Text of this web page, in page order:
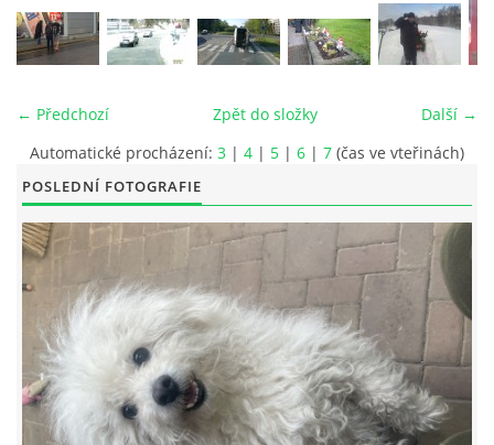
© 2026 eStránky.cz Aktualizováno: 26. 6. 2026|Nahoru ↑
← Předchozí Další →
Zpět do složky
Automatické procházení: 3 | 4 | 5 | 6 | 7 (čas ve vteřinách)
POSLEDNÍ FOTOGRAFIE